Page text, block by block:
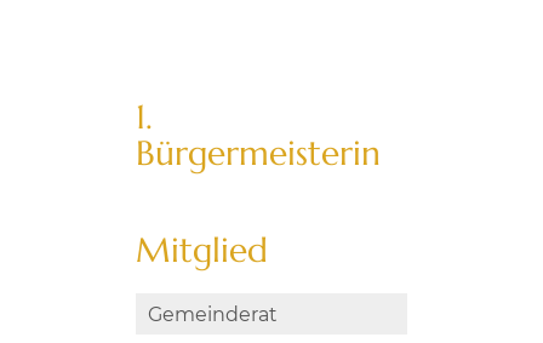
1.
Bürgermeisterin
Mitglied
Gemeinderat